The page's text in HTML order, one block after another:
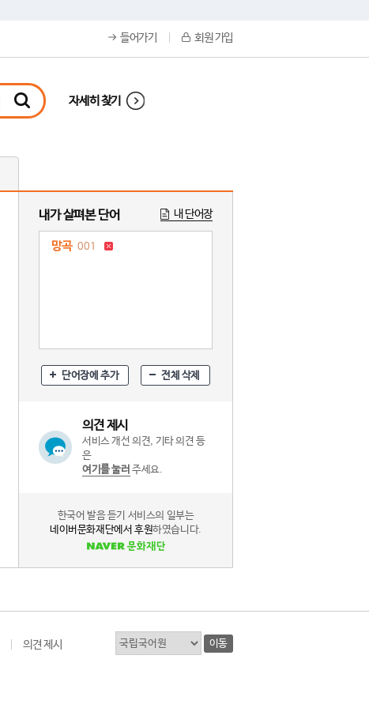
들어가기 회원 가입
자세히 찾기
내가 살펴본 단어 내 단어장
망곡 001
단어장에 추가 전체 삭제
의견 제시
서비스 개선 의견, 기타 의견 등
은
여기를 눌러 주세요.
한국어 발음 듣기 서비스의 일부는
네이버문화재단에서 후원하였습니다.
의견 제시 이동